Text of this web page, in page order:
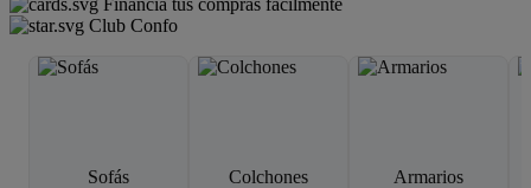
Financia tus compras fácilmente
Club Confo
Sofás Colchones Armarios